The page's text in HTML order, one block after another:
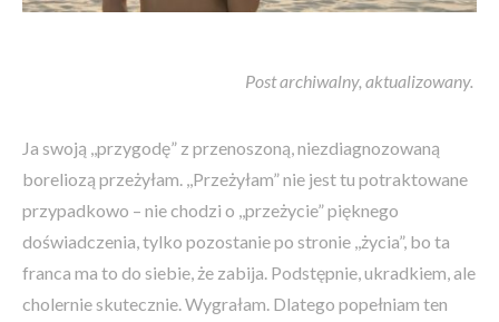
Post archiwalny, aktualizowany.
Ja swoją ,,przygodę” z przenoszoną, niezdiagnozowaną
boreliozą przeżyłam. ,,Przeżyłam” nie jest tu potraktowane
przypadkowo – nie chodzi o ,,przeżycie” pięknego
doświadczenia, tylko pozostanie po stronie ,,życia”, bo ta
franca ma to do siebie, że zabija. Podstępnie, ukradkiem, ale
cholernie skutecznie. Wygrałam. Dlatego popełniam ten